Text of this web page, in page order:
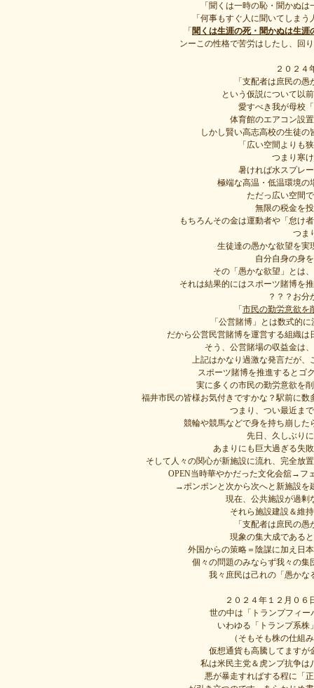
「聞くは一時の恥・聞かぬ
「何事もすぐ人に聞いてしま
「 聞くは生涯の死・聞かぬは生涯
ンーこの性格で苦労はしたし、回
２０２４
「支配者は庶民の
という仮説について以
愛すべき我が母校
体育館のエアコン設
しかし賢い高志高校の生徒
「広い空間よりも
つまり寒
暑ければ水スプレ
極端な高温・低温環境の
ただっ広い空間
無限の税金を
もちろんその金は運動者や「怠け
つま
生徒達の愚かな欲望を実
自分自身の身
その「愚かな欲望」とは
それは結果的にはスポーツ賭博を
？？？お分
「 市民の勤労意欲を
「公営賭博」とは数式的
だから公営民営賭博を運営する組織
そう、公営賭場の収益金は
上記はかなり過激な発言だが、
スポーツ賭博を推進するとゴ
実に多くの市民の勤労意欲を
福井市民の皆様お気付きですかな？駅前に
つまり、つい最近ま
競輪や競馬などで身を持ち崩し
先日、久しぶり
あまりにも巨大過ぎる失
そして人々の関心が新施設に流れ、完全放
OPEN当時華やかだった文化会舘→フ
→ポンポンと次から次へと新施設を
現在、公共施設が過剰
それら施設建設＆維
「支配者は庶民の
現象の集大成である
外国からの策略＝陰謀に加え日
個々の問題のみならず我々の集
我々庶民は己れの「愚かな
２０２４年１２月０６
世の中は「トランプフィ
いわゆる「トランプ系株
（そもそも株の仕組
仮想通貨も高騰してますが
私は米民主党＆虎ンプ抗争は
悪が暴走すればする程に「